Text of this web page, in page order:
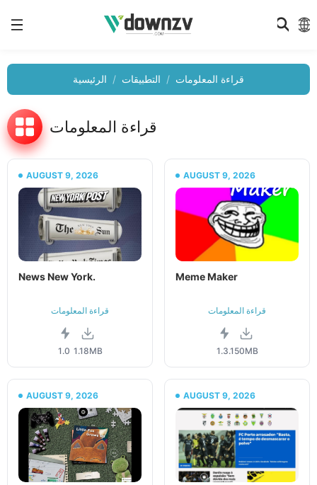
الرئيسية التطبيقات قراءة المعلومات
قراءة المعلومات
AUGUST 9, 2026
News New York.
قراءة المعلومات
1.0 1.18MB
AUGUST 9, 2026
Meme Maker
قراءة المعلومات
1.3.1 50MB
AUGUST 9, 2026 AUGUST 9, 2026